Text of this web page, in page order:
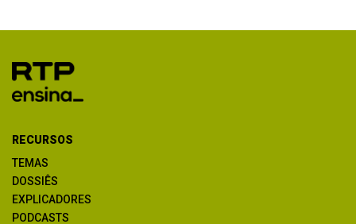
RECURSOS
TEMAS
DOSSIÊS
EXPLICADORES
PODCASTS